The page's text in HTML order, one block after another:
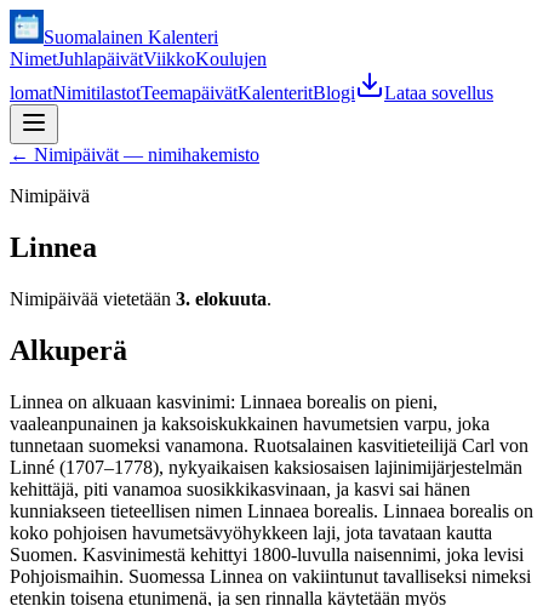
Suomalainen Kalenteri
NimetJuhlapäivätViikkoKoulujen
lomatNimitilastotTeemapäivätKalenteritBlogi Lataa sovellus
← Nimipäivät — nimihakemisto
Nimipäivä
Linnea
Nimipäivää vietetään 3. elokuuta.
Alkuperä
Linnea on alkuaan kasvinimi: Linnaea borealis on pieni,
vaaleanpunainen ja kaksoiskukkainen havumetsien varpu, joka
tunnetaan suomeksi vanamona. Ruotsalainen kasvitieteilijä Carl von
Linné (1707–1778), nykyaikaisen kaksiosaisen lajinimijärjestelmän
kehittäjä, piti vanamoa suosikkikasvinaan, ja kasvi sai hänen
kunniakseen tieteellisen nimen Linnaea borealis. Linnaea borealis on
koko pohjoisen havumetsävyöhykkeen laji, jota tavataan kautta
Suomen. Kasvinimestä kehittyi 1800-luvulla naisennimi, joka levisi
Pohjoismaihin. Suomessa Linnea on vakiintunut tavalliseksi nimeksi
etenkin toisena etunimenä, ja sen rinnalla käytetään myös